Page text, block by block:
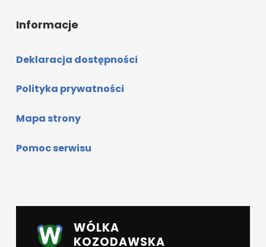
Informacje
Deklaracja dostępności
Polityka prywatności
Mapa strony
Pomoc serwisu
WÓLKA
KOZODAWSKA